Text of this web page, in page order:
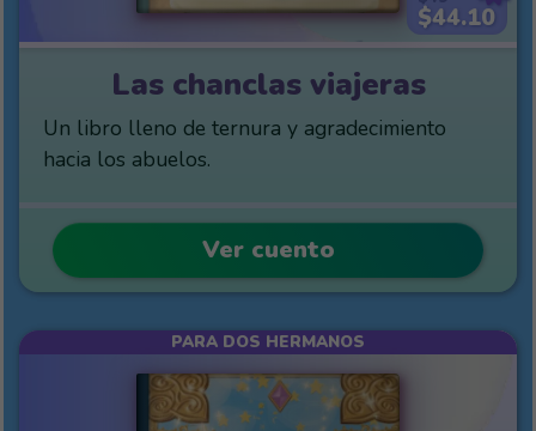
$44.10
Las chanclas viajeras
Un libro lleno de ternura y agradecimiento
hacia los abuelos.
Ver cuento
PARA DOS HERMANOS